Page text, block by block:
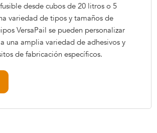
desde cubos de 20 litros o 5
variedad de tipos y tamaños de
VersaPail se pueden personalizar
una amplia variedad de adhesivos y
de fabricación específicos.